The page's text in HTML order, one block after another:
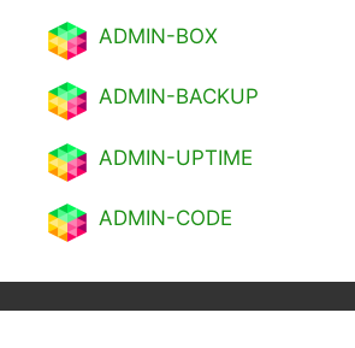
ADMIN-BOX
ADMIN-BACKUP
ADMIN-UPTIME
ADMIN-CODE